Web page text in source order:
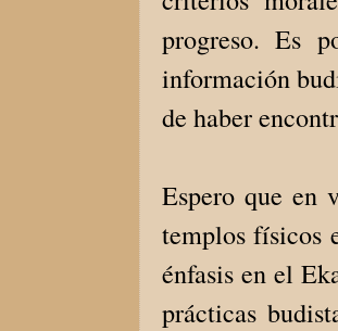
progreso. Es
información
de haber
Espero que en
templos físicos
énfasis en el
prácticas